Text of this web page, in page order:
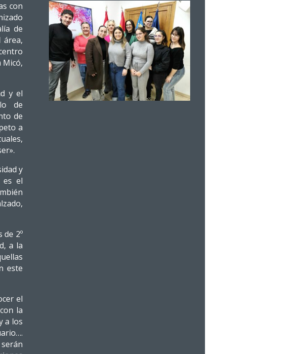
con
de
área,
Micó,
y el
de
de
a
y
es el
de 2º
a la
este
el
la
a los